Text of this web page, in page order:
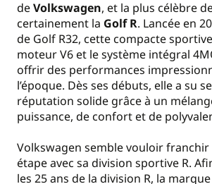
deVolkswagen, et la plus célèbre
certainement la Golf R. Lancée en
de Golf R32, cette compacte
moteur V6 et le système intégral
offrir des performances
l’époque. Dès ses débuts, elle a su
réputation solide grâce à un
puissance, de confort et de
Volkswagen semble vouloir
étape avec sa division sportive R.
les 25 ans de la division R, la